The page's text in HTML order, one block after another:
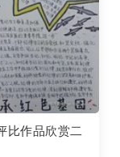
比作品欣赏二